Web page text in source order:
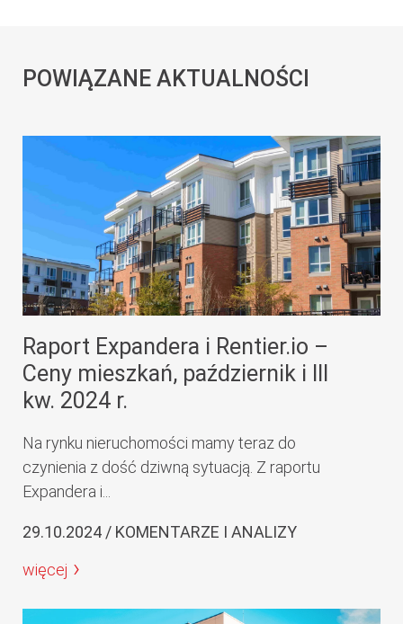
POWIĄZANE AKTUALNOŚCI
Raport Expandera i Rentier.io –
Ceny mieszkań, październik i III
kw. 2024 r.
Na rynku nieruchomości mamy teraz do
czynienia z dość dziwną sytuacją. Z raportu
Expandera i...
29.10.2024 / KOMENTARZE I ANALIZY
więcej